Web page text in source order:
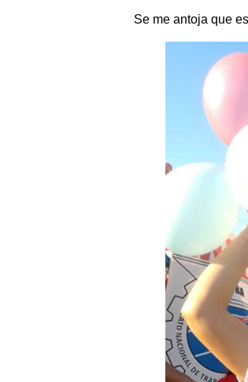
Se me antoja que